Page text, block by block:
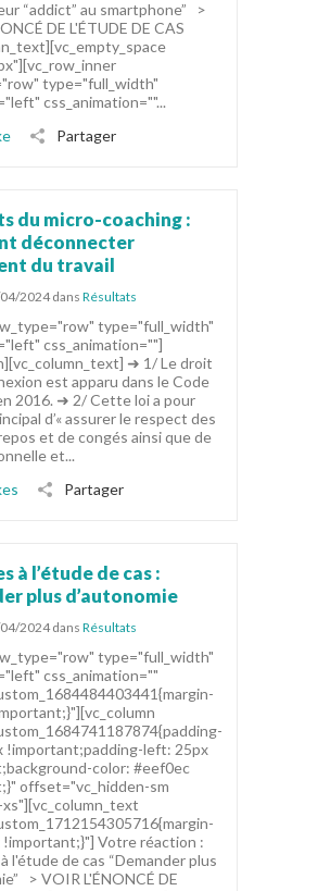
“addict” au smartphone” >
DE L'ÉTUDE DE CAS
type="full_width"
css_animation=""...
Partager
du micro-coaching :
déconnecter
du travail
2024dans Résultats
type="full_width"
css_animation=""]
➜ 1/ Le droit
est apparu dans le Code
2016. ➜ 2/ Cette loi a pour
d’« assurer le respect des
et de congés ainsi que de
et...
Partager
à l’étude de cas :
plus d’autonomie
2024dans Résultats
type="full_width"
css_animation=""
!important;padding-left: 25px
color: #eef0ec
offset="vc_hidden-sm
Votre réaction :
l'étude de cas “Demander plus
> VOIR L'ÉNONCÉ DE